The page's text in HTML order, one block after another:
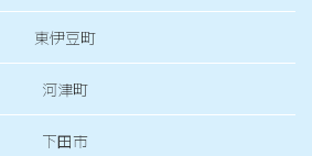
東伊豆町
河津町
下田市